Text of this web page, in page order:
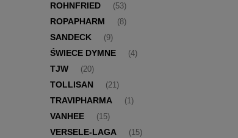
ROHNFRIED (53)
ROPAPHARM (8)
SANDECK (9)
ŚWIECE DYMNE (4)
TJW (20)
TOLLISAN (21)
TRAVIPHARMA (1)
VANHEE (15)
VERSELE-LAGA (15)